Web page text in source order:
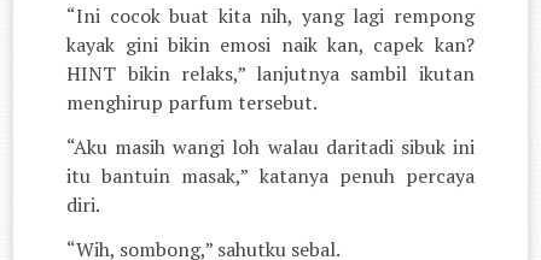
“Ini cocok buat kita nih, yang lagi rempong
kayak gini bikin emosi naik kan, capek kan?
HINT bikin relaks,” lanjutnya sambil ikutan
menghirup parfum tersebut.
“Aku masih wangi loh walau daritadi sibuk ini
itu bantuin masak,” katanya penuh percaya
diri.
“Wih, sombong,” sahutku sebal.